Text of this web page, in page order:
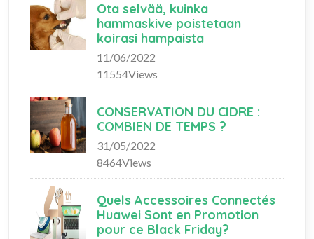
Ota selvää, kuinka
hammaskive poistetaan
koirasi hampaista
11/06/2022
11554Views
CONSERVATION DU CIDRE :
COMBIEN DE TEMPS ?
31/05/2022
8464Views
Quels Accessoires Connectés
Huawei Sont en Promotion
pour ce Black Friday?